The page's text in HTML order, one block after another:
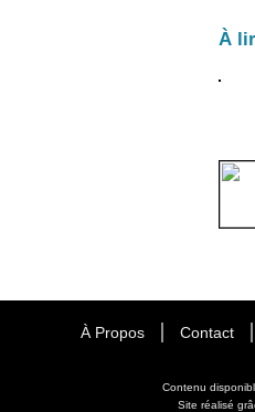
À
À Propos Contact
Contenu
Site réalisé